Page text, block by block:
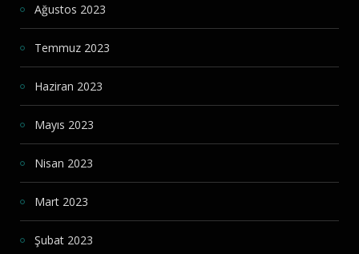
Ağustos 2023
Temmuz 2023
Haziran 2023
Mayıs 2023
Nisan 2023
Mart 2023
Şubat 2023